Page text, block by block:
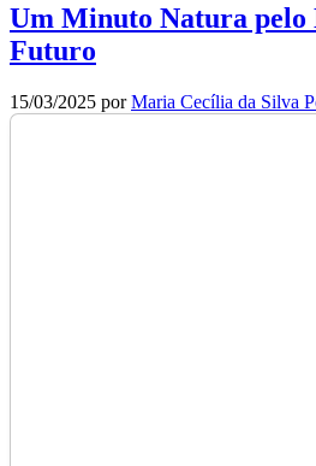
Um Minuto Natura pelo
Futuro
15/03/2025 porMaria Cecília da Silva